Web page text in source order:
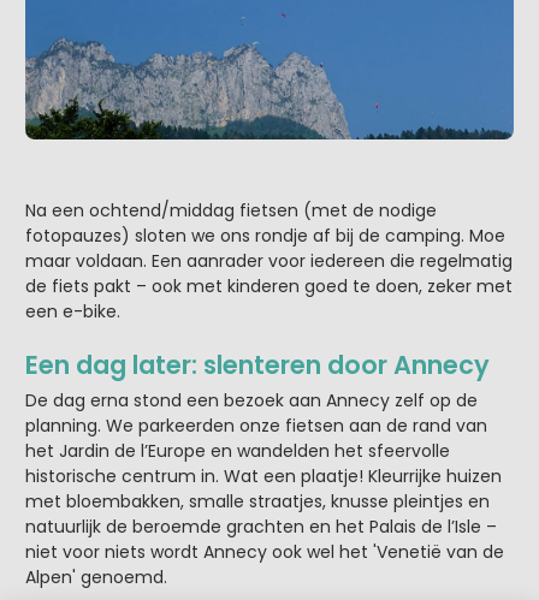
Na een ochtend/middag fietsen (met de nodige
fotopauzes) sloten we ons rondje af bij de camping. Moe
maar voldaan. Een aanrader voor iedereen die regelmatig
de fiets pakt – ook met kinderen goed te doen, zeker met
een e-bike.
Een dag later: slenteren door Annecy
De dag erna stond een bezoek aan Annecy zelf op de
planning. We parkeerden onze fietsen aan de rand van
het Jardin de l’Europe en wandelden het sfeervolle
historische centrum in. Wat een plaatje! Kleurrijke huizen
met bloembakken, smalle straatjes, knusse pleintjes en
natuurlijk de beroemde grachten en het Palais de l’Isle –
niet voor niets wordt Annecy ook wel het 'Venetië van de
Alpen' genoemd.